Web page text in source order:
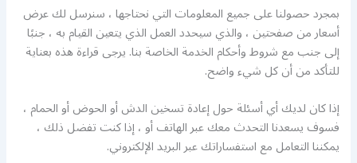
بمجرد حصولنا على جميع المعلومات التي نحتاجها ، سنرسل لك عرض
أسعار من صفحتين ، والذي سيحدد العمل الذي يتعين القيام به ، جنبًا
إلى جنب مع شروط وأحكام الخدمة الخاصة بنا. يرجى قراءة هذه بعناية
للتأكد من أن كل شيء واضح.
إذا كان لديك أي أسئلة حول إعادة تسخين الدش أو الحوض أو الحمام ،
فسوف يسعدنا التحدث معك عبر الهاتف أو ، إذا كنت تفضل ذلك ،
يمكننا التعامل مع استفساراتك عبر البريد الإلكتروني.